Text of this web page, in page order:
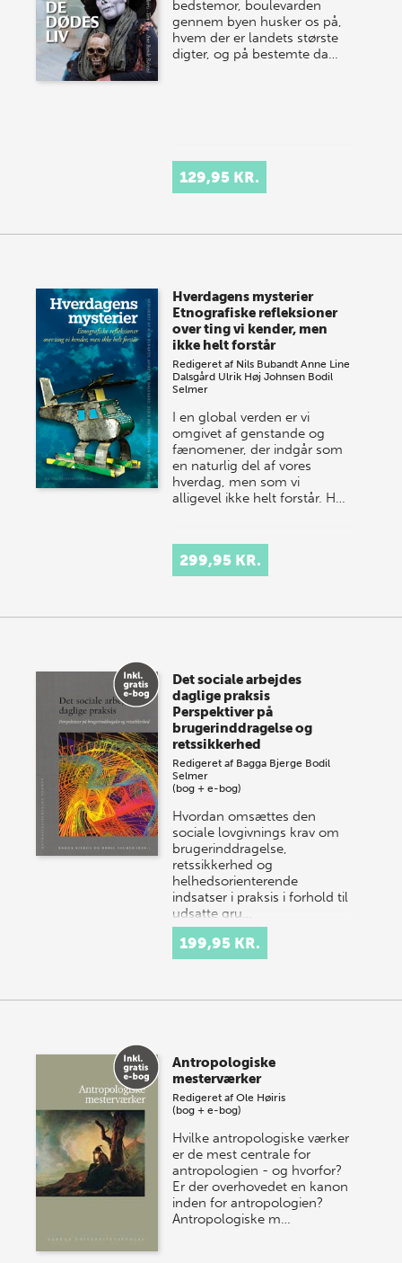
bedstemor, boulevarden
gennem byen husker os på,
hvem der er landets største
digter, og på bestemte da…
129,95 KR.
Hverdagens mysterier
Etnografiske refleksioner
over ting vi kender, men
ikke helt forstår
Redigeret af Nils Bubandt Anne Line
Dalsgård Ulrik Høj Johnsen Bodil
Selmer
I en global verden er vi
omgivet af genstande og
fænomener, der indgår som
en naturlig del af vores
hverdag, men som vi
alligevel ikke helt forstår. H…
299,95 KR.
Det sociale arbejdes
daglige praksis
Perspektiver på
brugerinddragelse og
retssikkerhed
Redigeret af Bagga Bjerge Bodil
Selmer
(bog + e-bog)
Hvordan omsættes den
sociale lovgivnings krav om
brugerinddragelse,
retssikkerhed og
helhedsorienterende
indsatser i praksis i forhold til
udsatte gru…
199,95 KR.
Antropologiske
mesterværker
Redigeret afOle Høiris
(bog + e-bog)
Hvilke antropologiske værker
er de mest centrale for
antropologien - og hvorfor?
Er der overhovedet en kanon
inden for antropologien?
Antropologiske m…